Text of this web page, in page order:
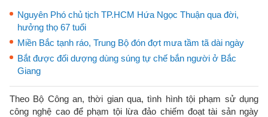
Nguyên Phó chủ tịch TP.HCM Hứa Ngọc Thuận qua đời,
hưởng thọ 67 tuổi
Miền Bắc tạnh ráo, Trung Bộ đón đợt mưa tầm tã dài ngày
Bắt được đối dượng dùng súng tự chế bắn người ở Bắc
Giang
Theo Bộ Công an, thời gian qua, tình hình tội phạm sử dụng
công nghệ cao để phạm tội lừa đảo chiếm đoạt tài sản ngày